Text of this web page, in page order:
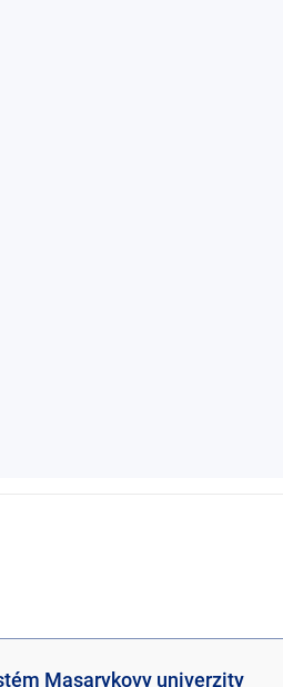
Masarykovy univerzity